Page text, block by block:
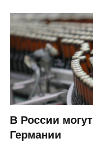
В России
Германии